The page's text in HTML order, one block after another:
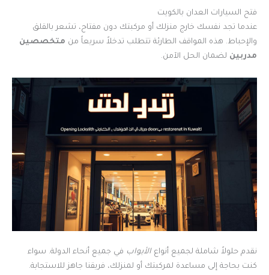
فتح السيارات العدان بالكويت
عندما تجد نفسك خارج منزلك أو مركبتك دون مفتاح، تشعر بالقلق
والإحباط. هذه المواقف الطارئة تتطلب تدخلاً سريعاً من متخصصين
مدربين لضمان الحل الآمن.
نقدم حلولاً شاملة لجميع أنواع الأبواب في جميع أنحاء الدولة. سواء
كنت بحاجة إلى مساعدة لمركبتك أو لمنزلك، فريقنا جاهز للاستجابة.